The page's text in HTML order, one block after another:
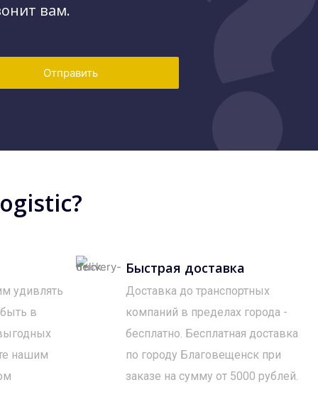
вам.
Отправить
удивлять
в
нашим
Быстрая доставка
Доставка до транспортных
компаний в пределах города -
бесплатно. Бесплатная доставка
по городу Благовещенск при
заказе на сумму от 5000 рублей.